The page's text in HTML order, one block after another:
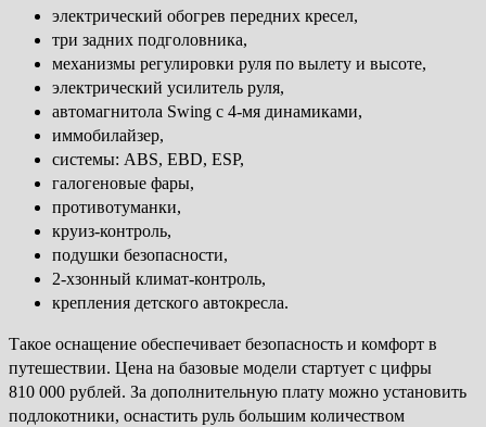
электрический обогрев передних кресел,
три задних подголовника,
механизмы регулировки руля по вылету и высоте,
электрический усилитель руля,
автомагнитола Swing с 4-мя динамиками,
иммобилайзер,
системы: ABS, EBD, ESP,
галогеновые фары,
противотуманки,
круиз-контроль,
подушки безопасности,
2-хзонный климат-контроль,
крепления детского автокресла.
Такое оснащение обеспечивает безопасность и комфорт в
путешествии. Цена на базовые модели стартует с цифры
810 000 рублей. За дополнительную плату можно установить
подлокотники, оснастить руль большим количеством